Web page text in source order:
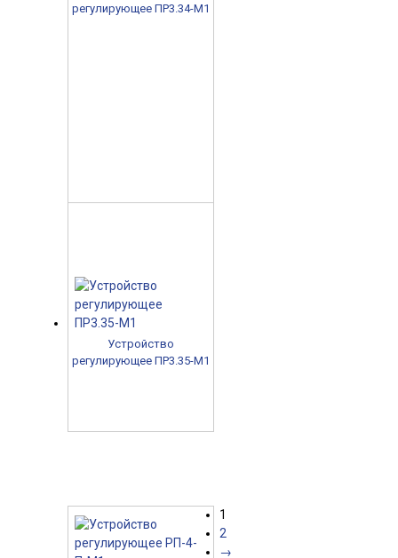
регулирующее ПР3.34-М1
Устройство
регулирующее ПР3.35-М1
1
2
→